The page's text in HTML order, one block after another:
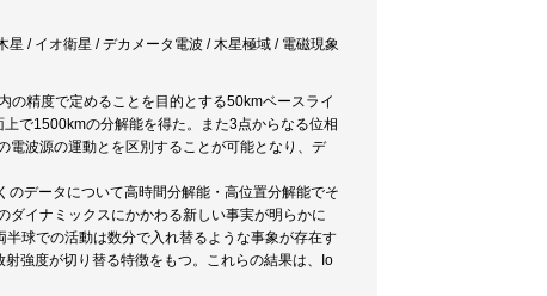
/ イオ衛星 / デカメータ電波 / 木星極域 / 電磁現象
の精度で定めることを目的とする50kmベースライ
で1500kmの分解能を得た。また3点からなる位相
電波源の運動とを区別することが可能となり、デ
データについて高時間分解能・高位置分解能でそ
イナミックスにかかわる新しい事実が明らかに
球での活動は数分で入れ替るような事象が存在す
強度が切り替る特徴をもつ。これらの結果は、Io